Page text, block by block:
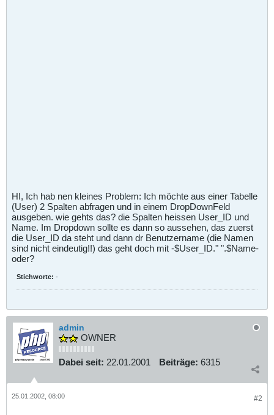
HI, Ich hab nen kleines Problem: Ich möchte aus einer Tabelle
(User) 2 Spalten abfragen und in einem DropDownFeld
ausgeben. wie gehts das? die Spalten heissen User_ID und
Name. Im Dropdown sollte es dann so aussehen, das zuerst
die User_ID da steht und dann dr Benutzername (die Namen
sind nicht eindeutig!!) das geht doch mit -$User_ID." ".$Name-
oder?
Stichworte: -
admin
OWNER
Dabei seit: 22.01.2001 Beiträge: 6315
#2
25.01.2002, 08:00